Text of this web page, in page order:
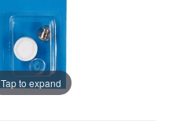
Tap to expand